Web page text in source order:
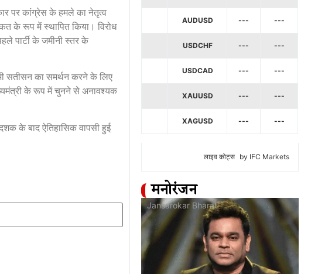
पर कांग्रेस के हमले का नेतृत्व
के रूप में स्थापित किया। विरोध
पार्टी के जमीनी स्तर के
सतीसन का समर्थन करने के लिए
के रूप में चुनने से अनावश्यक
के बाद ऐतिहासिक वापसी हुई
AUDUSD --- ---
USDCHF --- ---
USDCAD --- ---
XAUUSD --- ---
XAGUSD --- ---
लाइव कोट्स by IFC Markets
मनोरंजन
Bharat Jansarokar Bharat